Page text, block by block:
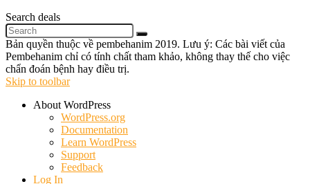
Search deals
Bản quyền thuộc về pembehanim 2019. Lưu ý: Các bài viết của
Pembehanim chỉ có tính chất tham khảo, không thay thế cho việc
chẩn đoán bệnh hay điều trị.
Skip to toolbar
About WordPress
WordPress.org
Documentation
Learn WordPress
Support
Feedback
Log In